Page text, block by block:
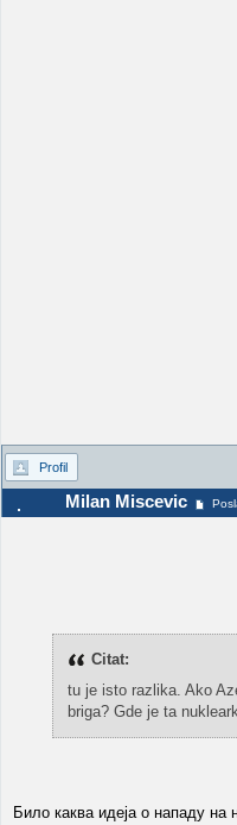
Profil
Milan Miscevic
Citat:
tu je isto razlika. Ako
briga? Gde je ta
Било каква идеја о нападу на